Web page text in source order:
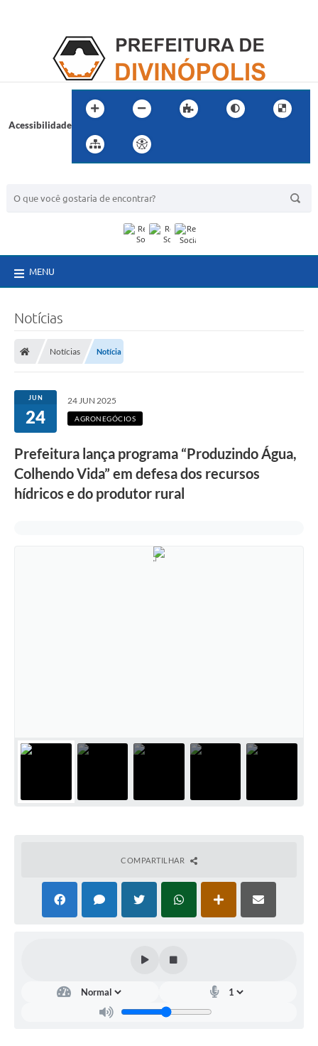
Acessibilidade
MENU
Notícias
Notícias Notícia
JUN
24
24 JUN 2025
AGRONEGÓCIOS
Prefeitura lança programa “Produzindo Água,
Colhendo Vida” em defesa dos recursos
hídricos e do produtor rural
COMPARTILHAR